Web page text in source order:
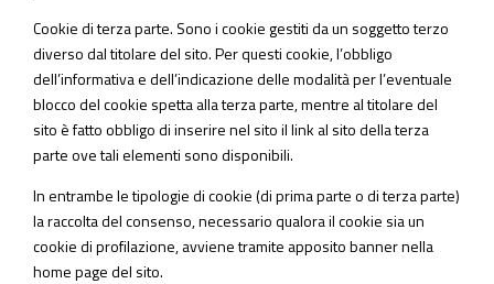
Cookie di terza parte. Sono i cookie gestiti da un soggetto terzo
diverso dal titolare del sito. Per questi cookie, l’obbligo
dell’informativa e dell’indicazione delle modalità per l’eventuale
blocco del cookie spetta alla terza parte, mentre al titolare del
sito è fatto obbligo di inserire nel sito il link al sito della terza
parte ove tali elementi sono disponibili.
In entrambe le tipologie di cookie (di prima parte o di terza parte)
la raccolta del consenso, necessario qualora il cookie sia un
cookie di profilazione, avviene tramite apposito banner nella
home page del sito.